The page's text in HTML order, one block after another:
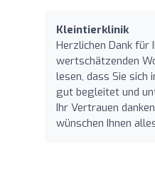
Kleintierklinik
Herzlichen Dank für
wertschätzenden
lesen, dass Sie sich
gut begleitet und
Ihr Vertrauen
wünschen Ihnen